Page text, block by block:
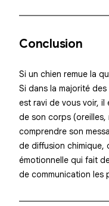
Conclusion
Si un chien remue la
Si dans la majorité
est ravi de vous voir, il
de son corps
comprendre son
de diffusion chimique,
émotionnelle qui fait
de communication les